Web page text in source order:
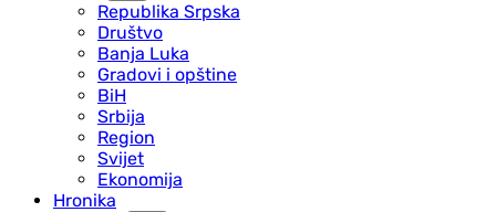
Republika Srpska
Društvo
Banja Luka
Gradovi i opštine
BiH
Srbija
Region
Svijet
Ekonomija
Hronika